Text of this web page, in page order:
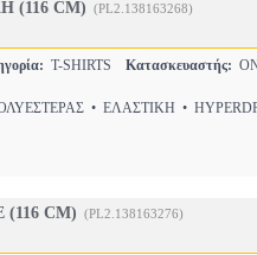
(116 CM) (PL2.138163268)
T-SHIRTS Κατασκευαστής:
• ΕΛΑΣΤΙΚΗ •
CM) (PL2.138163276)